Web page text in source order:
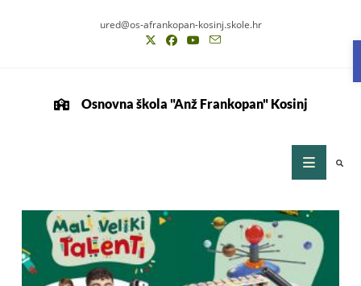
ured@os-afrankopan-kosinj.skole.hr
Osnovna škola "Anž Frankopan" Kosinj